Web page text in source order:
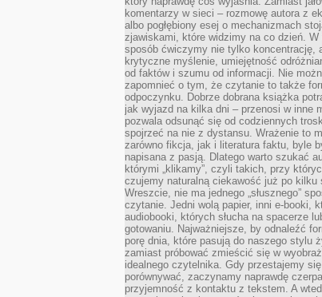
komentarzy w sieci – rozmowę autora z
albo pogłębiony esej o mechanizmach
zjawiskami, które widzimy na co dzień. W
sposób ćwiczymy nie tylko koncentrację,
krytyczne myślenie, umiejętność
od faktów i szumu od informacji. Nie
zapomnieć o tym, że czytanie to także
odpoczynku. Dobrze dobrana książka
jak wyjazd na kilka dni – przenosi w inne
pozwala odsunąć się od codziennych
spojrzeć na nie z dystansu. Wrażenie to
zarówno fikcja, jak i literatura faktu, byle
napisana z pasją. Dlatego warto szukać
którymi „klikamy”, czyli takich, przy
czujemy naturalną ciekawość już po kilku
Wreszcie, nie ma jednego „słusznego”
czytanie. Jedni wolą papier, inni e-booki,
audiobooki, których słucha na spacerze
gotowaniu. Najważniejsze, by odnaleźć
porę dnia, które pasują do naszego stylu
zamiast próbować zmieścić się w
idealnego czytelnika. Gdy przestajemy się
porównywać, zaczynamy naprawdę
przyjemność z kontaktu z tekstem. A